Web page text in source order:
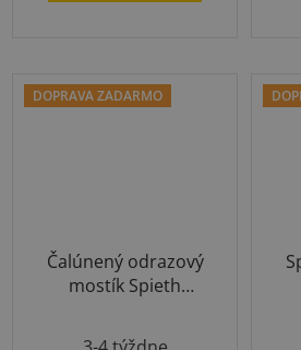
DOPRAVA ZADARMO
Čalúnený odrazový
mostík Spieth